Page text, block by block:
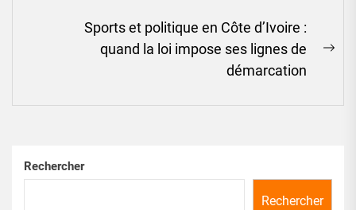
Sports et politique en Côte d’Ivoire :
quand la loi impose ses lignes de
démarcation
Rechercher
Rechercher